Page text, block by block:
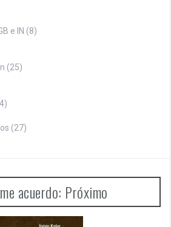
e IN (8)
(25)
(27)
acuerdo: Próximo